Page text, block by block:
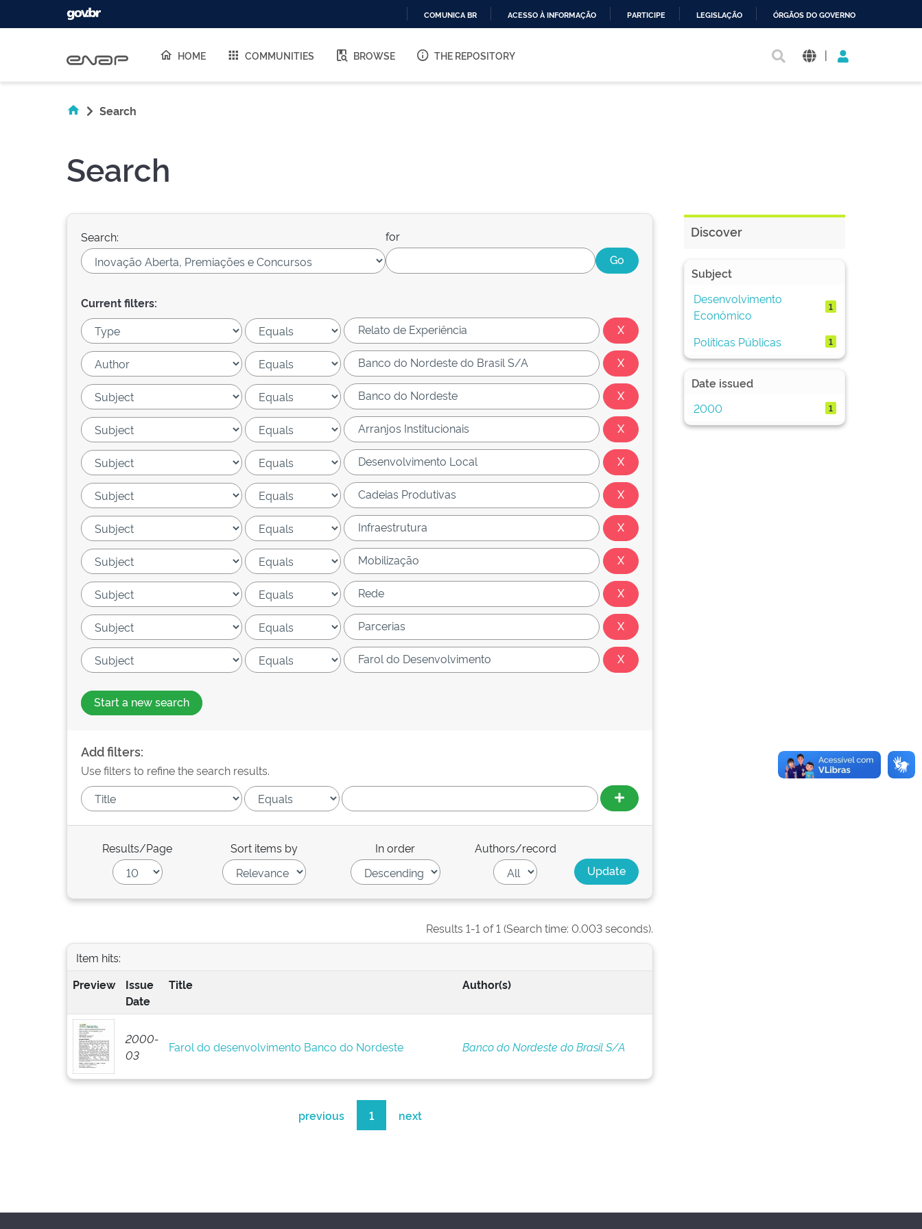
O
COMUNICA BR ACESSO À INFORMAÇÃO PARTICIPE LEGISLAÇÃO ÓRGÃOS DO GOVERNO
HOME COMMUNITIES BROWSE THE REPOSITORY |
Search
Search
Search: for
Current filters:
Start a new search
Add filters:
Use filters to refine the search results.
Results/Page Sort items by In order Authors/record
Results 1-1 of 1 (Search time: 0.003 seconds).
Item hits:
Preview
Issue
Date
Title Author(s)
2000-
03
Farol do desenvolvimento Banco do Nordeste Banco do Nordeste do Brasil S/A
previous 1 next
Discover
Subject
Desenvolvimento
Econômico
1
Políticas Públicas 1
Date issued
2000
1